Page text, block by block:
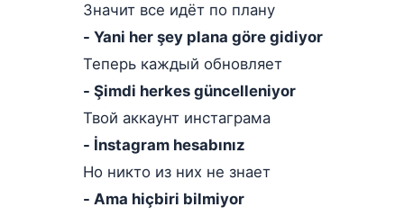
Значит все идёт по плану
- Yani her şey plana göre gidiyor
Теперь каждый обновляет
- Şimdi herkes güncelleniyor
Твой аккаунт инстаграма
- İnstagram hesabınız
Но никто из них не знает
- Ama hiçbiri bilmiyor